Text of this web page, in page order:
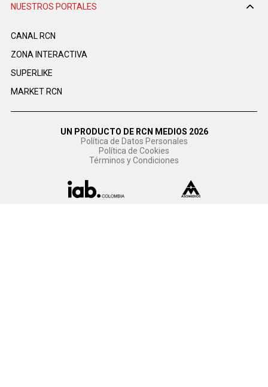
NUESTROS PORTALES
CANAL RCN
ZONA INTERACTIVA
SUPERLIKE
MARKET RCN
UN PRODUCTO DE RCN MEDIOS 2026
Política de Datos Personales
Política de Cookies
Términos y Condiciones